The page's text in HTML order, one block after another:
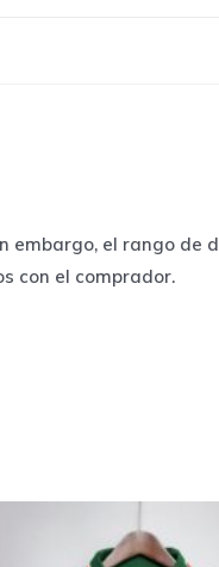
embargo, el rango de
con el comprador.